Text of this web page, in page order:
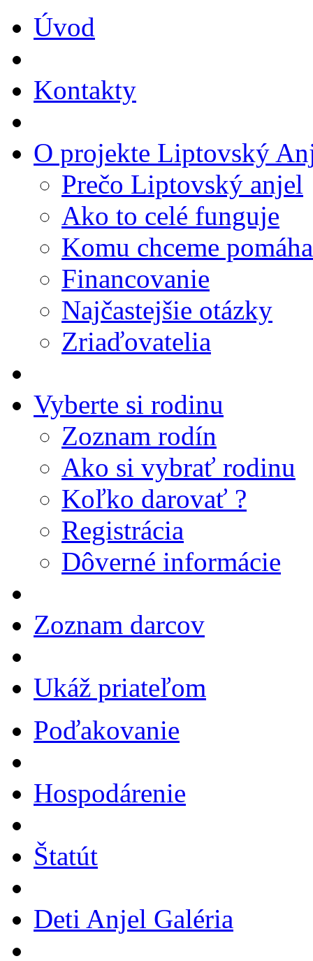
Úvod
Kontakty
O projekte Liptovský
Prečo Liptovský anjel
Ako to celé funguje
Komu chceme
Financovanie
Najčastejšie otázky
Zriaďovatelia
Vyberte si rodinu
Zoznam rodín
Ako si vybrať rodinu
Koľko darovať ?
Registrácia
Dôverné informácie
Zoznam darcov
Ukáž priateľom
Poďakovanie
Hospodárenie
Štatút
Deti Anjel Galéria